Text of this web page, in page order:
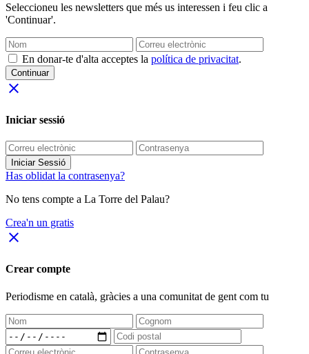
Seleccioneu les newsletters que més us interessen i feu clic a
'Continuar'.
En donar-te d'alta acceptes la política de privacitat.
Continuar
close
Iniciar sessió
Iniciar Sessió
Has oblidat la contrasenya?
No tens compte a La Torre del Palau?
Crea'n un gratis
close
Crear compte
Periodisme en català, gràcies a una comunitat de gent com tu